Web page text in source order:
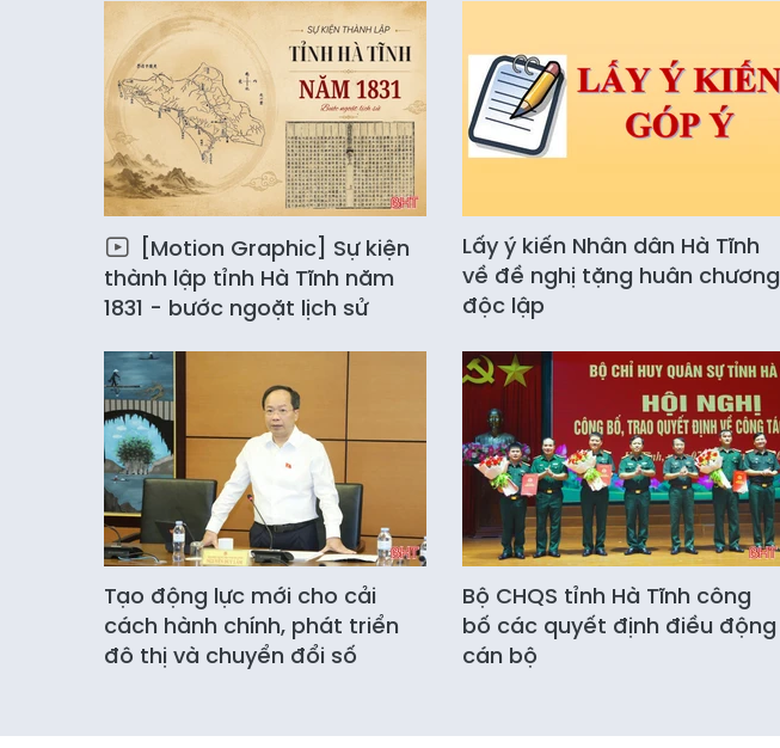
[Motion Graphic] Sự kiện
thành lập tỉnh Hà Tĩnh năm
1831 - bước ngoặt lịch sử
Lấy ý kiến Nhân dân Hà Tĩnh
về đề nghị tặng huân chương
độc lập
Tạo động lực mới cho cải
cách hành chính, phát triển
đô thị và chuyển đổi số
Bộ CHQS tỉnh Hà Tĩnh công
bố các quyết định điều động
cán bộ